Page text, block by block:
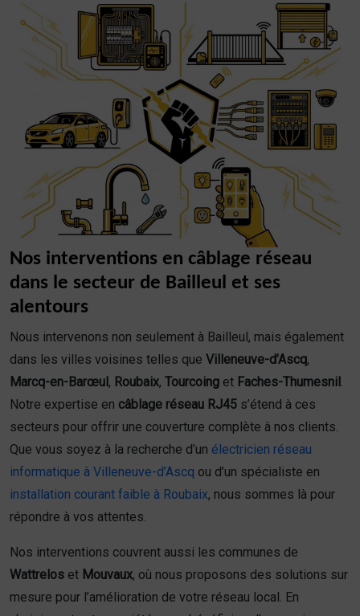
Nos interventions en câblage réseau
dans le secteur de Bailleul et ses
alentours
Nous intervenons non seulement à Bailleul, mais également
dans les villes voisines telles que Villeneuve-d’Ascq,
Marcq-en-Barœul , Roubaix, Tourcoing et Faches-Thumesnil
Notre expertise en câblage réseau RJ45 s’étend à ces
secteurs pour offrir une couverture complète à nos clients.
Que vous soyez à la recherche d’un électricien réseau
informatique à Villeneuve-d’Ascq ou d’un spécialiste en
installation courant faible à Roubaix, nous sommes là pour
répondre à vos attentes.
Nos interventions couvrent aussi les communes de
Wattrelos et Mouvaux, où nous proposons des solutions sur
mesure pour l’amélioration de votre réseau local. En